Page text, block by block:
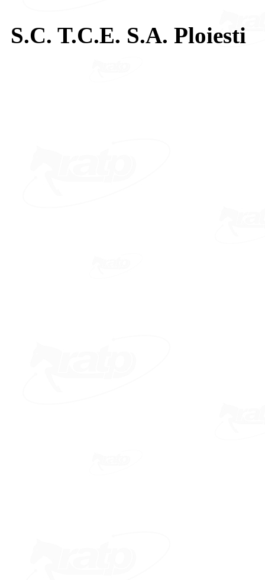
S.C. T.C.E. S.A. Ploiesti